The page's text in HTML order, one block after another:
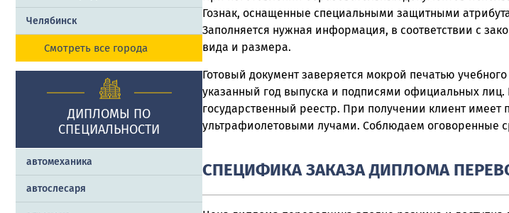
Челябинск
Смотреть все города
ДИПЛОМЫ ПО
СПЕЦИАЛЬНОСТИ
автомеханика
автослесаря
Гознак, оснащенные специальными защитными
Заполняется нужная информация, в соответствии с
вида и размера.
Готовый документ заверяется мокрой печатью
указанный год выпуска и подписями официальных лиц.
государственный реестр. При получении клиент имеет
ультрафиолетовыми лучами. Соблюдаем оговоренные
СПЕЦИФИКА ЗАКАЗА ДИПЛОМА